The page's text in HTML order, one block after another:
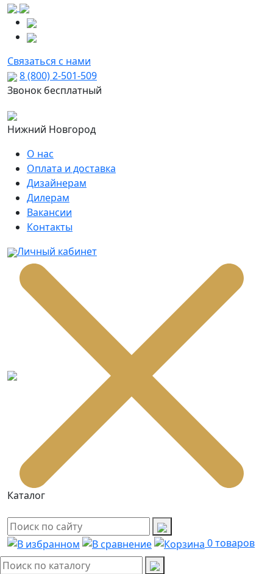
Связаться с нами
8 (800) 2-501-509
Звонок бесплатный
Нижний Новгород
О нас
Оплата и доставка
Дизайнерам
Дилерам
Вакансии
Контакты
Личный кабинет
Каталог
0товаров